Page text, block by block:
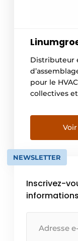
Distributeur
pour le
collectives
ainsi que
une valeur
Linumgroep
entreprises
dans sa
NEWSLETTER
Inscrivez-